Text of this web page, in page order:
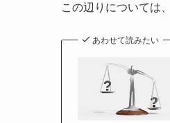
この辺りについては
あわせて読みたい